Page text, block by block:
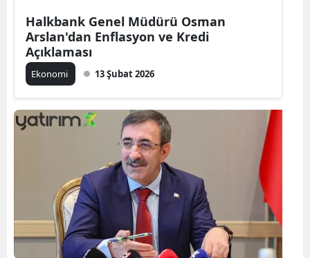
Halkbank Genel Müdürü Osman
Arslan'dan Enflasyon ve Kredi
Açıklaması
Ekonomi 13 Şubat 2026